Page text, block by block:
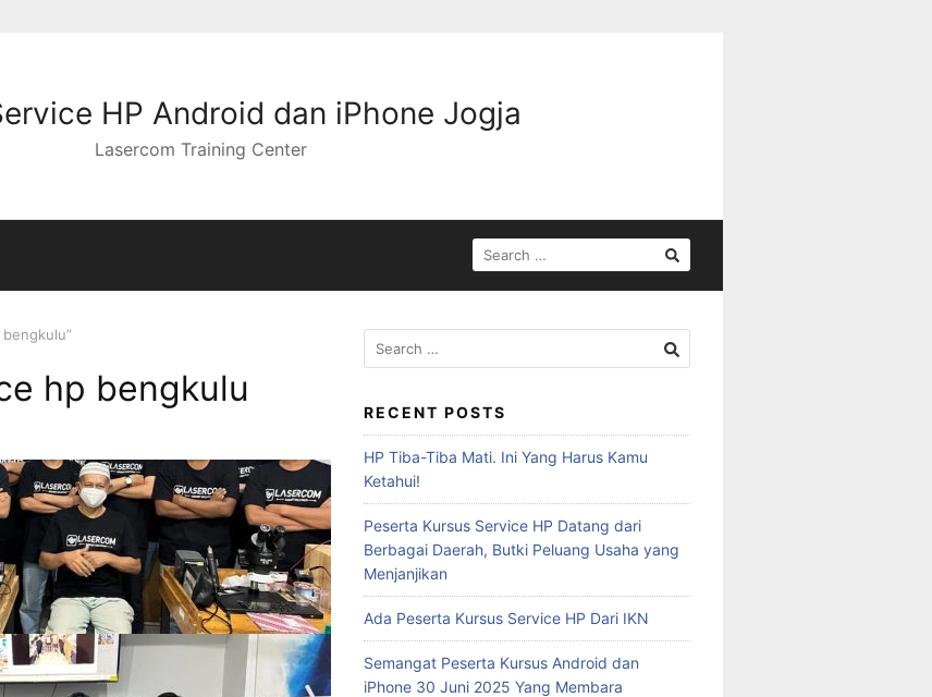
HP Android dan iPhone Jogja
Lasercom Training Center
hp bengkulu
RECENT POSTS
HP Tiba-Tiba Mati. Ini Yang Harus Kamu
Ketahui!
Peserta Kursus Service HP Datang dari
Berbagai Daerah, Butki Peluang Usaha yang
Menjanjikan
Ada Peserta Kursus Service HP Dari IKN
Semangat Peserta Kursus Android dan
iPhone 30 Juni 2025 Yang Membara